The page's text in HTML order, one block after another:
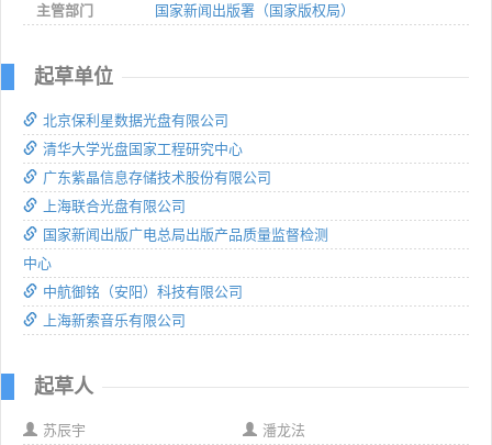
主管部门
国家新闻出版署（国家版权局）
起草单位
北京保利星数据光盘有限公司
清华大学光盘国家工程研究中心
广东紫晶信息存储技术股份有限公司
上海联合光盘有限公司
国家新闻出版广电总局出版产品质量监督检测
中心
中航御铭（安阳）科技有限公司
上海新索音乐有限公司
起草人
苏辰宇
潘龙法